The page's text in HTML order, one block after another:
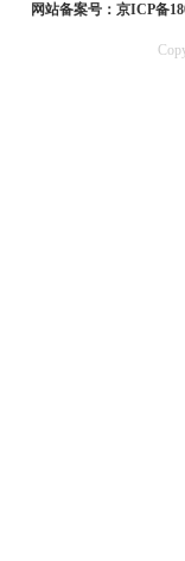
网站备案号： 京ICP备